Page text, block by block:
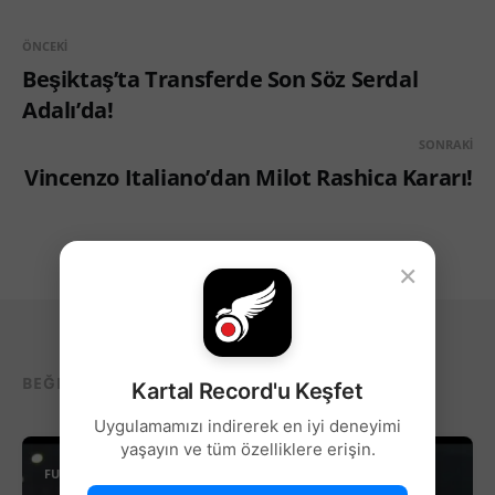
ÖNCEKI
Beşiktaş’ta Transferde Son Söz Serdal
Adalı’da!
SONRAKI
Vincenzo Italiano’dan Milot Rashica Kararı!
BEĞENEBILECEĞIN DIĞER YAZILAR...
FUTBOL
×
Kartal Record'u Keşfet
Uygulamamızı indirerek en iyi deneyimi
yaşayın ve tüm özelliklere erişin.